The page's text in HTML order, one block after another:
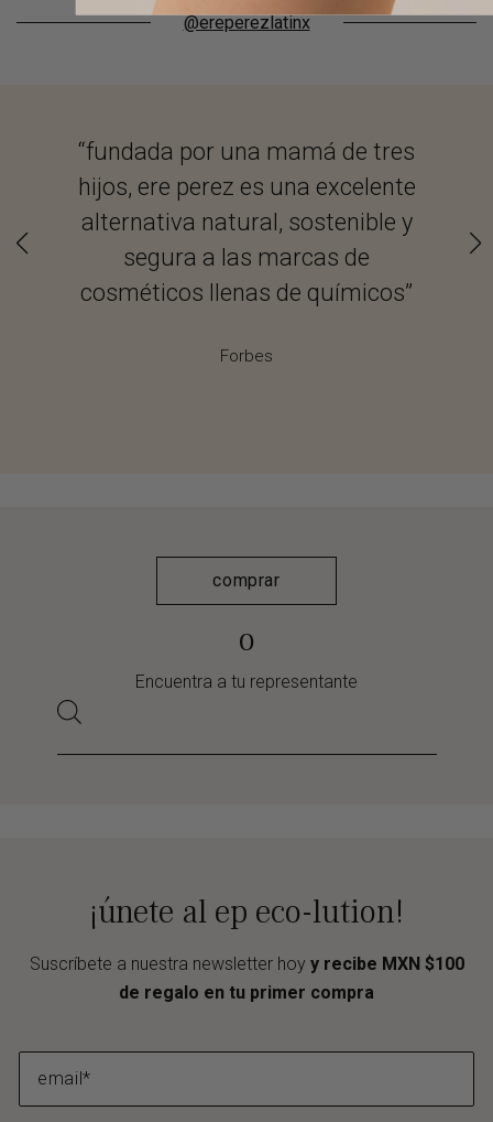
@ereperezlatinx
“fundada por una mamá de tres
hijos, ere perez es una excelente
alternativa natural, sostenible y
segura a las marcas de
cosméticos llenas de químicos”
Forbes
comprar
o
Encuentra a tu representante
¡únete al ep eco-lution!
Suscríbete a nuestra newsletter hoy y recibe MXN $100
de regalo en tu primer compra